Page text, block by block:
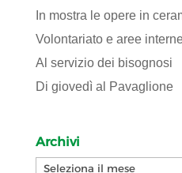
In mostra le opere in
Volontariato e aree
Al servizio dei bisognosi
Di giovedì al Pavaglione
Archivi
Archivi